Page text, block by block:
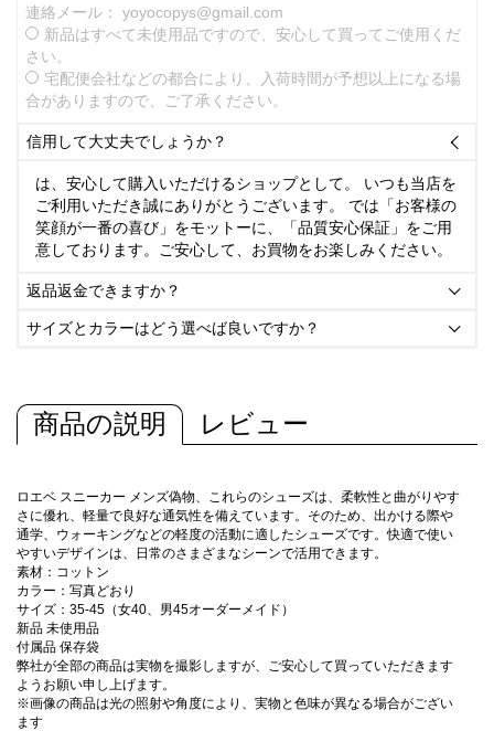
連絡メール： yoyocopys@gmail.com
新品はすべて未使用品ですので、安心して買ってご使用くだ
さい。
宅配便会社などの都合により、入荷時間が予想以上になる場
合がありますので、ご了承ください。
信用して大丈夫でしょうか？ 
は、安心して購入いただけるショップとして。 いつも当店を
ご利用いただき誠にありがとうございます。 では「お客様の
笑顔が一番の喜び」をモットーに、「品質安心保証」をご用
意しております。ご安心して、お買物をお楽しみください。
返品返金できますか？ 
サイズとカラーはどう選べば良いですか？ 
商品の説明 レビュー
ロエベ スニーカー メンズ偽物、これらのシューズは、柔軟性と曲がりやす
さに優れ、軽量で良好な通気性を備えています。そのため、出かける際や
通学、ウォーキングなどの軽度の活動に適したシューズです。快適で使い
やすいデザインは、日常のさまざまなシーンで活用できます。
素材：コットン
カラー：写真どおり
サイズ：35-45（女40、男45オーダーメイド）
新品 未使用品
付属品 保存袋
弊社が全部の商品は実物を撮影しますが、ご安心して買っていただきます
ようお願い申し上げます。
※画像の商品は光の照射や角度により、実物と色味が異なる場合がござい
ます